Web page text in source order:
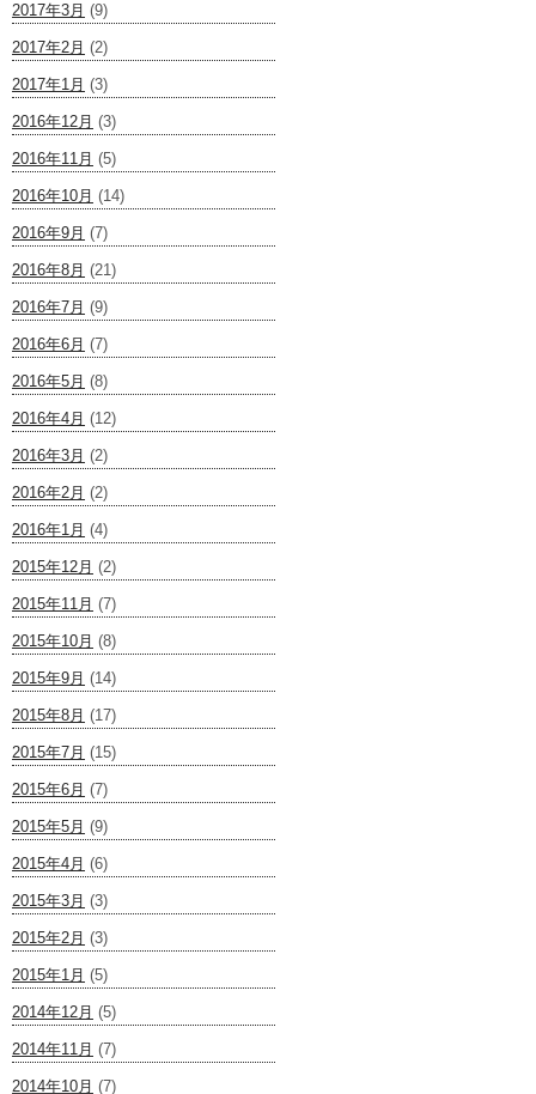
2017年3月 (9)
2017年2月 (2)
2017年1月 (3)
2016年12月 (3)
2016年11月 (5)
2016年10月 (14)
2016年9月 (7)
2016年8月 (21)
2016年7月 (9)
2016年6月 (7)
2016年5月 (8)
2016年4月 (12)
2016年3月 (2)
2016年2月 (2)
2016年1月 (4)
2015年12月 (2)
2015年11月 (7)
2015年10月 (8)
2015年9月 (14)
2015年8月 (17)
2015年7月 (15)
2015年6月 (7)
2015年5月 (9)
2015年4月 (6)
2015年3月 (3)
2015年2月 (3)
2015年1月 (5)
2014年12月 (5)
2014年11月 (7)
2014年10月 (7)